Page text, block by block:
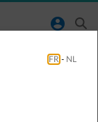
normal-account-circle search
de look.
!
FR - NL